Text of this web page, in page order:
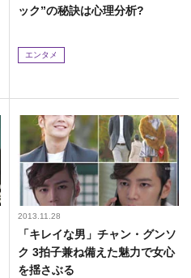
ック”の秘訣は心理分析?
エンタメ
2013.11.28
「キレイな男」チャン・グンソ
ク 3拍子兼ね備えた魅力で女心
を揺さぶる